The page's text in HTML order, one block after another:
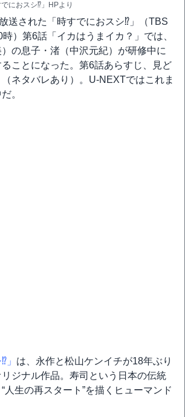
におスシ⁉」HPより
送された「時すでにおスシ⁉」（TBS
）第6話「イカはうまイカ？」では、
の息子・渚（中沢元紀）が研修中に
ことになった。第6話あらすじ、見ど
ネタバレあり）。U-NEXTではこれま
。
」 は、永作と松山ケンイチが18年ぶり
ジナル作品。寿司という日本の伝統
人生の再スタート”を描くヒューマンド